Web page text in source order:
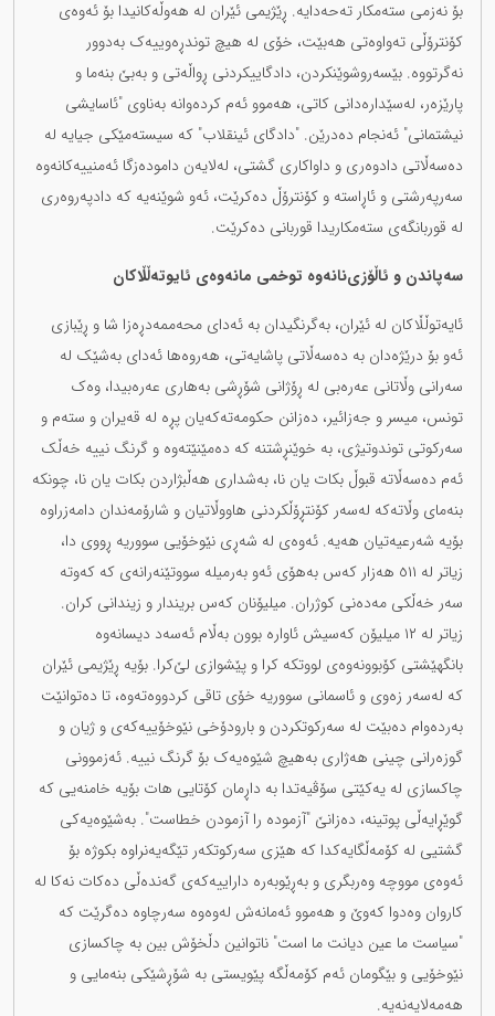
بۆ نەزمی ستەمکار تەحەدایە. ڕێژیمی ئێران لە هەوڵەکانیدا بۆ ئەوەی
کۆنترۆڵی تەواوەتی هەبێت، خۆی لە هیچ توندڕەوییەک بەدوور
نەگرتووە. بێسەروشوێنکردن، دادگاییکردنی ڕواڵەتی و بەبێ بنەما و
پارێزەر، لەسێدارەدانی کاتی، هەموو ئەم کردەوانە بەناوی "ئاسایشی
نیشتمانی" ئەنجام دەدرێن. "دادگای ئینقلاب" کە سیستەمێکی جیایە لە
دەسەڵاتی دادوەری و داواکاری گشتی، لەلایەن دامودەزگا ئەمنییەکانەوە
سەرپەرشتی و ئاڕاستە و کۆنترۆڵ دەکرێت، ئەو شوێنەیە کە دادپەروەری
لە قوربانگەی ستەمکاریدا قوربانی دەکرێت.
سەپاندن و ئاڵۆزی‌نانەوە توخمی مانەوەی ئایوتەڵڵاکان
ئایەتوڵڵاکان لە ئێران، بەگرنگیدان بە ئەدای محەممەدڕەزا شا و ڕێبازی
ئەو بۆ درێژەدان بە دەسەڵاتی پاشایەتی، هەروەها ئەدای بەشێک لە
سەرانی وڵاتانی عەرەبی لە ڕۆژانی شۆڕشی بەهاری عەرەبیدا، وەک
تونس، میسر و جەزائیر، دەزانن حکومەتەکەیان پڕە لە قەیران و ستەم و
سەرکوتی توندوتیژی، بە خوێنڕشتنە کە دەمێنێتەوە و گرنگ نییە خەڵک
ئەم دەسەڵاتە قبوڵ بکات یان نا، بەشداری هەڵبژاردن بکات یان نا، چونکە
بنەمای وڵاتەکە لەسەر کۆنتڕۆڵکردنی هاووڵاتیان و شارۆمەندان دامەزراوە
بۆیە شەرعیەتیان هەیە. ئەوەی لە شەڕی نێوخۆیی سووریە ڕووی دا،
زیاتر لە ٥١١ هەزار کەس بەهۆی ئەو بەرمیلە سووتێنەرانەی کە کەوتە
سەر خەڵکی مەدەنی کوژران. میلیۆنان کەس بریندار و زیندانی کران.
زیاتر لە ١٢ میلیۆن کەسیش ئاوارە بوون بەڵام ئەسەد دیسانەوە
بانگهێشتی کۆبوونەوەی لووتکە کرا و پێشوازی لێ‌کرا. بۆیە ڕێژیمی ئێران
کە لەسەر زەوی و ئاسمانی سووریە خۆی تاقی کردووەتەوە، تا دەتوانێت
بەردەوام دەبێت لە سەرکوتکردن و بارودۆخی نێوخۆییەکەی و ژیان و
گوزەرانی چینی هەژاری بەهیچ شێوەیەک بۆ گرنگ نییە. ئەزموونی
چاکسازی لە یەکێتی سۆڤیەتدا بە داڕمان کۆتایی هات بۆیە خامنەیی کە
گوێڕایەڵی پوتینە، دەزانێ "آزمودە را آزمودن خطاست". بەشێوەیەکی
گشتیی لە کۆمەڵگایەکدا کە هێزی سەرکوتکەر تێگەیەنراوە بکوژە بۆ
ئەوەی مووچە وەربگری و بەڕێوبەرە داراییەکەی گەندەڵی دەکات نەکا لە
کاروان وەدوا کەوێ و هەموو ئەمانەش لەوەوە سەرچاوە دەگرێت کە
"سیاست ما عین دیانت ما است" ناتوانین دڵخۆش بین بە چاکسازی
نێوخۆیی و بێگومان ئەم کۆمەڵگە پێویستی بە شۆڕشێکی بنەمایی و
هەمەلایەنەیە.